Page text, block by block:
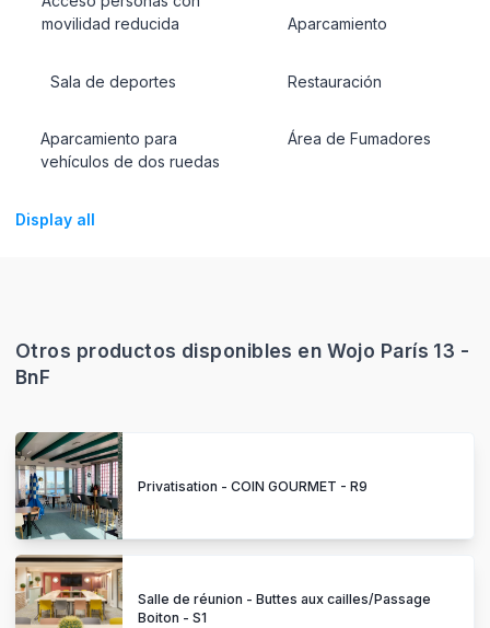
movilidad reducida
Sala de deportes
Aparcamiento para
vehículos de dos ruedas
Aparcamiento
Restauración
Área de Fumadores
Display all
Otros productos disponibles en Wojo París 13 -
BnF
Privatisation - COIN GOURMET - R9
Salle de réunion - Buttes aux cailles/Passage
Boiton - S1